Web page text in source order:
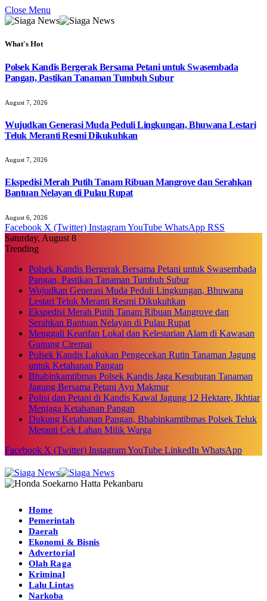
Close Menu
What's Hot
Polsek Kandis Bergerak Bersama Petani untuk Swasembada
Pangan, Pastikan Tanaman Tumbuh Subur
August 7, 2026
Wujudkan Generasi Muda Peduli Lingkungan, Bhuwana Lestari
Teluk Meranti Resmi Dikukuhkan
August 7, 2026
Ekspedisi Merah Putih Tanam Ribuan Mangrove dan Serahkan
Bantuan Nelayan di Pulau Rupat
August 6, 2026
Facebook X (Twitter) InstagramYouTube WhatsApp RSS
Saturday, August 8
Trending
Polsek Kandis Bergerak Bersama Petani untuk Swasembada
Pangan, Pastikan Tanaman Tumbuh Subur
Wujudkan Generasi Muda Peduli Lingkungan, Bhuwana
Lestari Teluk Meranti Resmi Dikukuhkan
Ekspedisi Merah Putih Tanam Ribuan Mangrove dan
Serahkan Bantuan Nelayan di Pulau Rupat
Menggali Kearifan Lokal dan Kelestarian Alam di Kawasan
Gunung Ciremai
Polsek Kandis Lakukan Pengecekan Rutin Tanaman Jagung
untuk Ketahanan Pangan
Bhabinkamtibmas Polsek Kandis Jaga Kesuburan Tanaman
Jagung Bersama Petani Ayu Makmur
Polisi dan Petani di Kandis Kawal Jagung 12 Hektare, Ikhtiar
Menjaga Ketahanan Pangan
Dukung Ketahanan Pangan, Bhabinkamtibmas Polsek Teluk
Meranti Cek Lahan Milik Warga
Facebook X (Twitter) InstagramYouTube LinkedIn WhatsApp
Home
Pemerintah
Daerah
Ekonomi & Bisnis
Advertorial
Olah Raga
Kriminal
Lalu Lintas
Narkoba